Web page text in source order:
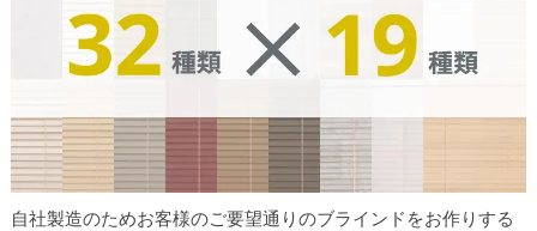
自社製造のためお客様のご要望通りのブラインドをお作りする